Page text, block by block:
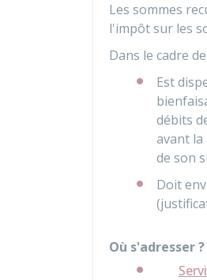
Les sommes
l'impôt sur les
Dans le cadre
Est
débits
avant la
de son
Doit
Où s'adresser ?